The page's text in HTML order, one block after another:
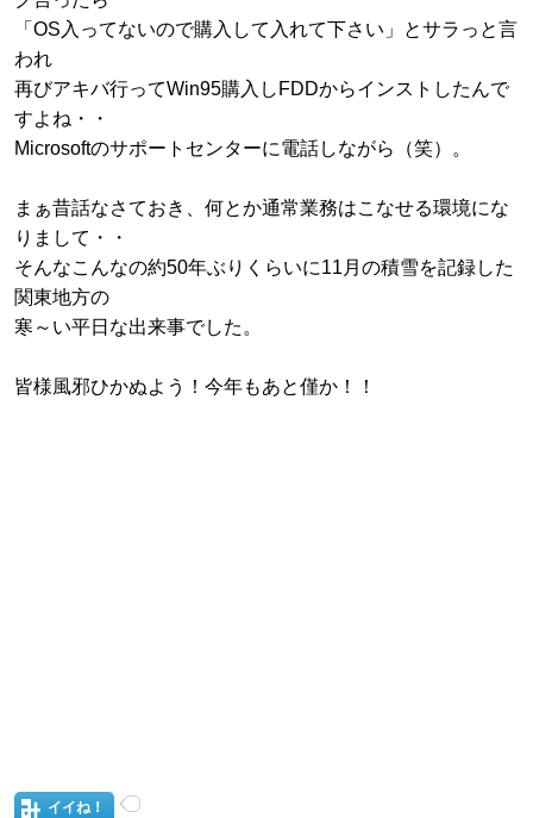
「OS入ってないので購入して入れて下さい」とサラっと言
われ
再びアキバ行ってWin95購入しFDDからインストしたんで
すよね・・
Microsoftのサポートセンターに電話しながら（笑）。
まぁ昔話なさておき、何とか通常業務はこなせる環境にな
りまして・・
そんなこんなの約50年ぶりくらいに11月の積雪を記録した
関東地方の
寒～い平日な出来事でした。
皆様風邪ひかぬよう！今年もあと僅か！！
イイね！